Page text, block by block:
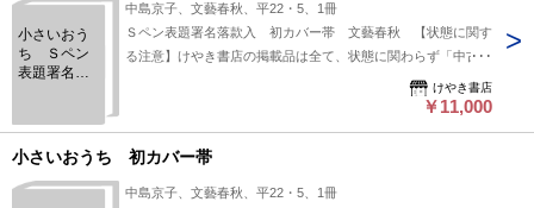
小さいおう
ち Ｓペン
表題署名落
中島京子、文藝春秋、平22・5、1冊
Ｓペン表題署名落款入 初カバー帯 文藝春秋 【状態に関す
る注意】けやき書店の掲載品は全て、状態に関わらず「中古品
（並）」と表示されています。「日本の古本屋」は６段階の
「状態」表記が必須となりましたが、当店の扱う商品の特質
欄の「中古品（並）」という表現は考慮にいれないで下さい。
い。状態表記の無いものは特に問題なく良好とお考え下さ
けやき書店
￥11,000
小さいおうち 初カバー帯
中島京子、文藝春秋、平22・5、1冊